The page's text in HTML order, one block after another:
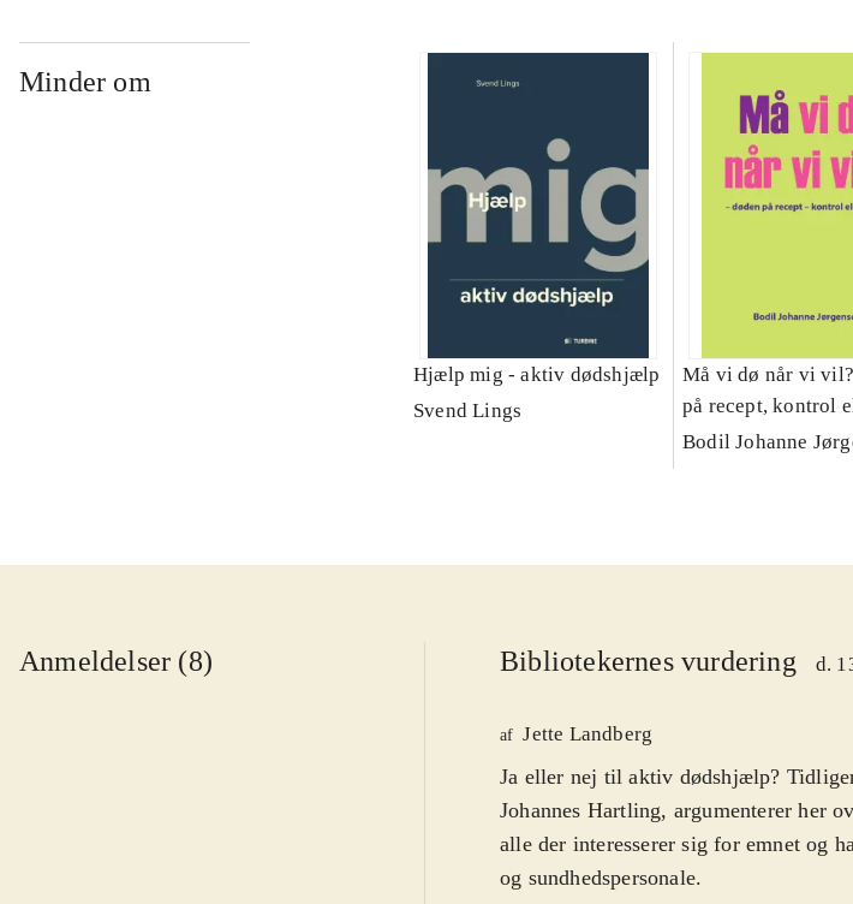
Minder om
Hjælp mig - aktiv dødshjælp
Svend Lings
Må vi dø når vi
på recept, kontrol
natur
Bodil Johanne
Anmeldelser (8) Bibliotekernes vurdering d.
af Jette Landberg
Ja eller nej til aktiv dødshjælp?
Johannes Hartling, argumenterer her
alle der interesserer sig for emnet og
og sundhedspersonale.